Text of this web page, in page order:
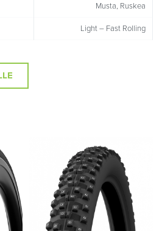
Musta, Ruskea
Light – Fast Rolling